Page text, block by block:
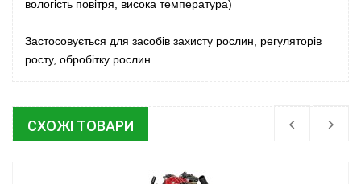
вологість повітря, висока температура)
Застосовується для засобів захисту рослин, регуляторів
росту, обробітку рослин.
СХОЖІ ТОВАРИ